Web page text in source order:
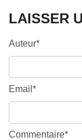
LAISSER
Auteur*
Email*
Commentaire*